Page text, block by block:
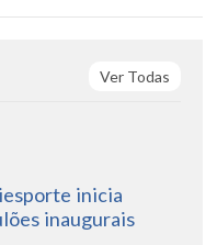
Ver Todas
inicia
inaugurais